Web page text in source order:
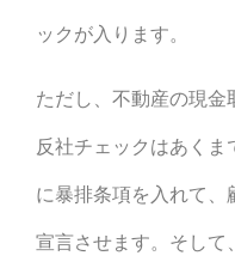
ックが入ります。
ただし、不動産の現金
反社チェックはあく
に暴排条項を入れて、
宣言させます。そし